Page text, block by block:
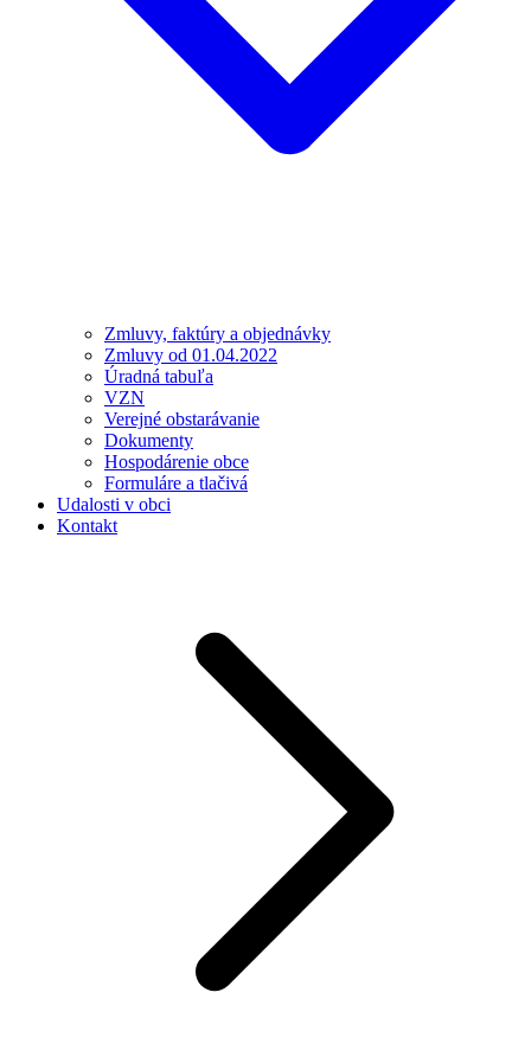
Zmluvy, faktúry a objednávky
Zmluvy od 01.04.2022
Úradná tabuľa
VZN
Verejné obstarávanie
Dokumenty
Hospodárenie obce
Formuláre a tlačivá
Udalosti v obci
Kontakt